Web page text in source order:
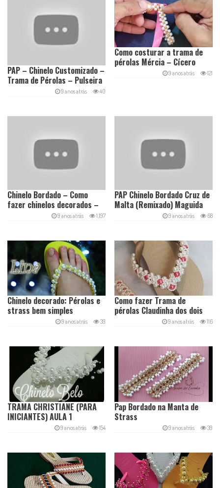
Como costurar a trama de
pérolas Mércia – Cícero
9 anos atrás 121
PAP – Chinelo Customizado –
Trama de Pérolas – Pulseira
ENCANTADA ( Remixado)
9 anos atrás 40
PAP Chinelo Bordado Cruz de
Malta (Remixado) Maguida
9 anos atrás 68
Chinelo Bordado – Como
fazer chinelos decorados –
Renda Vintage9 anos atrás 1,197
Como fazer Trama de
pérolas Claudinha dos dois
lados – Cícero Alencar
9 anos atrás 116
Chinelo decorado: Pérolas e
strass bem simples
9 anos atrás 39
Pap Bordado na Manta de
Strass
9 anos atrás 39
TRAMA CHRISTIANE (PARA
INICIANTES) AULA 1
9 anos atrás 154